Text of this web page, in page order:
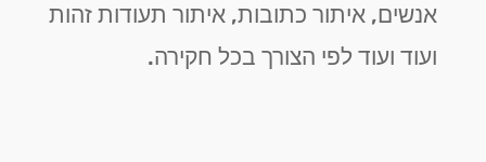
אנשים, איתור כתובות, איתור תעודות זהות
ועוד ועוד לפי הצורך בכל חקירה.